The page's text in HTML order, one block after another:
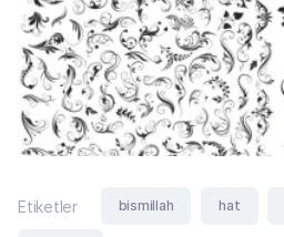
Etiketler bismillah hat